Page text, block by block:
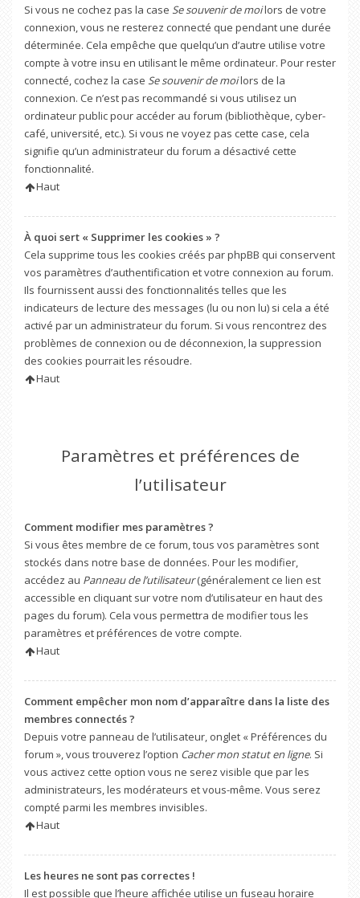
Si vous ne cochez pas la case Se souvenir de moilors de votre
connexion, vous ne resterez connecté que pendant une durée
déterminée. Cela empêche que quelqu’un d’autre utilise votre
compte à votre insu en utilisant le même ordinateur. Pour rester
connecté, cochez la case Se souvenir de moilors de la
connexion. Ce n’est pas recommandé si vous utilisez un
ordinateur public pour accéder au forum (bibliothèque, cyber-
café, université, etc.). Si vous ne voyez pas cette case, cela
signifie qu’un administrateur du forum a désactivé cette
fonctionnalité.
Haut
À quoi sert « Supprimer les cookies » ?
Cela supprime tous les cookies créés par phpBB qui conservent
vos paramètres d’authentification et votre connexion au forum.
Ils fournissent aussi des fonctionnalités telles que les
indicateurs de lecture des messages (lu ou non lu) si cela a été
activé par un administrateur du forum. Si vous rencontrez des
problèmes de connexion ou de déconnexion, la suppression
des cookies pourrait les résoudre.
Haut
Paramètres et préférences de
l’utilisateur
Comment modifier mes paramètres ?
Si vous êtes membre de ce forum, tous vos paramètres sont
stockés dans notre base de données. Pour les modifier,
accédez au Panneau de l’utilisateur(généralement ce lien est
accessible en cliquant sur votre nom d’utilisateur en haut des
pages du forum). Cela vous permettra de modifier tous les
paramètres et préférences de votre compte.
Haut
Comment empêcher mon nom d’apparaître dans la liste des
membres connectés ?
Depuis votre panneau de l’utilisateur, onglet « Préférences du
forum », vous trouverez l’option Cacher mon statut en ligne. Si
vous activez cette option vous ne serez visible que par les
administrateurs, les modérateurs et vous-même. Vous serez
compté parmi les membres invisibles.
Haut
Les heures ne sont pas correctes !
Il est possible que l’heure affichée utilise un fuseau horaire